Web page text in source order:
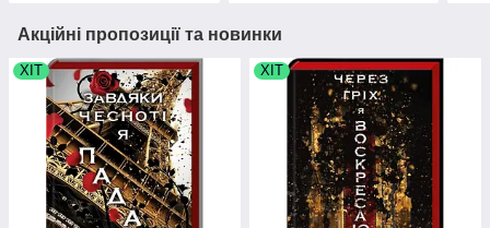
Акційні пропозиції та новинки
ХІТ ХІТ